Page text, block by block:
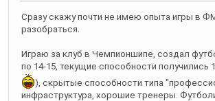
Сразу скажу почти не имею опыта игры в
разобраться.
Играю за клуб в Чемпионшипе, создал
по 14-15, текущие способности
), скрытые способности типа
инфраструктура, хорошие тренеры.